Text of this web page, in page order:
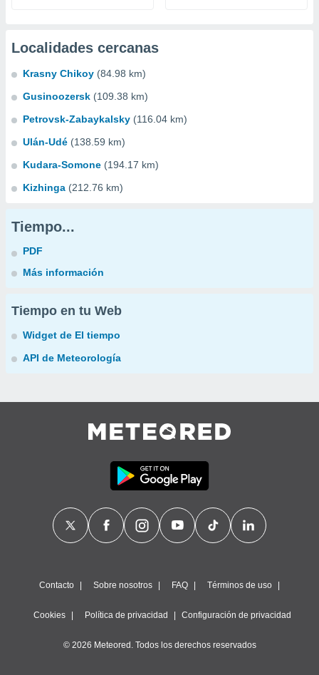
Localidades cercanas
Krasny Chikoy (84.98 km)
Gusinoozersk (109.38 km)
Petrovsk-Zabaykalsky (116.04 km)
Ulán-Udé (138.59 km)
Kudara-Somone (194.17 km)
Kizhinga (212.76 km)
Tiempo...
PDF
Más información
Tiempo en tu Web
Widget de El tiempo
API de Meteorología
Contacto Sobre nosotros FAQ Términos de uso
Cookies Política de privacidad Configuración de privacidad
© 2026 Meteored. Todos los derechos reservados